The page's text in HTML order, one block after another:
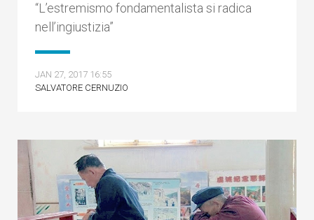
“L’estremismo fondamentalista si radica
nell’ingiustizia”
JAN 27, 2017 16:55
SALVATORE CERNUZIO